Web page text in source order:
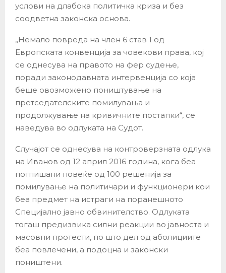
услови на длабока политичка криза и без
соодветна законска основа.
„Немало повреда на член 6 став 1 од
Европската конвенција за човекови права, кој
се однесува на правото на фер судење,
поради законодавната интервенција со која
беше овозможено поништување на
претседателските помилувања и
продолжување на кривичните постапки“, се
наведува во одлуката на Судот.
Случајот се однесува на контроверзната одлука
на Иванов од 12 април 2016 година, кога беа
потпишани повеќе од 100 решенија за
помилување на политичари и функционери кои
беа предмет на истраги на поранешното
Специјално јавно обвинителство. Одлуката
тогаш предизвика силни реакции во јавноста и
масовни протести, по што дел од аболициите
беа повлечени, а подоцна и законски
поништени.